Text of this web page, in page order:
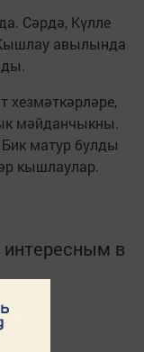
Сәрдә, Күлле
авылында
хезмәткәрләре,
мәйданчыкны.
матур булды
кышлаулар.
в